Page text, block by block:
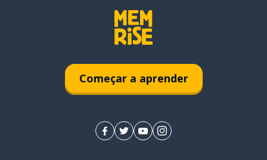
Começar a aprender